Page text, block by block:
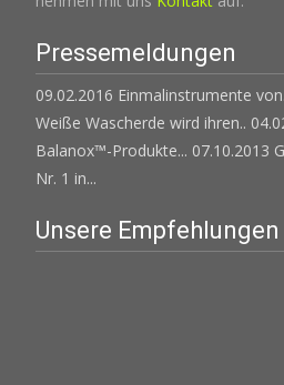
Pressemeldungen
09.02.2016 Einmalinstrumente
Weiße Wascherde wird ihren..
Balanox™-Produkte... 07.10.2013
Nr. 1 in...
Unsere Empfehlungen